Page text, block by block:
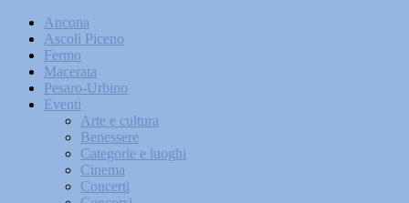
Ancona
Ascoli Piceno
Fermo
Macerata
Pesaro-Urbino
Eventi
Arte e cultura
Benessere
Categorie e luoghi
Cinema
Concerti